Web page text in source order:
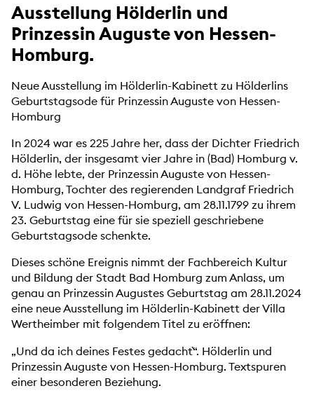
Ausstellung Hölderlin und
Prinzessin Auguste von Hessen-
Homburg.
Neue Ausstellung im Hölderlin-Kabinett zu Hölderlins
Geburtstagsode für Prinzessin Auguste von Hessen-
Homburg
In 2024 war es 225 Jahre her, dass der Dichter Friedrich
Hölderlin, der insgesamt vier Jahre in (Bad) Homburg v.
d. Höhe lebte, der Prinzessin Auguste von Hessen-
Homburg, Tochter des regierenden Landgraf Friedrich
V. Ludwig von Hessen-Homburg, am 28.11.1799 zu ihrem
23. Geburtstag eine für sie speziell geschriebene
Geburtstagsode schenkte.
Dieses schöne Ereignis nimmt der Fachbereich Kultur
und Bildung der Stadt Bad Homburg zum Anlass, um
genau an Prinzessin Augustes Geburtstag am 28.11.2024
eine neue Ausstellung im Hölderlin-Kabinett der Villa
Wertheimber mit folgendem Titel zu eröffnen:
„Und da ich deines Festes gedacht`“. Hölderlin und
Prinzessin Auguste von Hessen-Homburg. Textspuren
einer besonderen Beziehung.